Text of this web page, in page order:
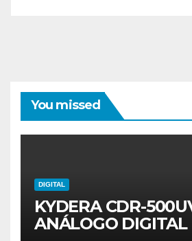
You missed
DIGITAL
KYDERA CDR-
ANÁLOGO DIGITAL